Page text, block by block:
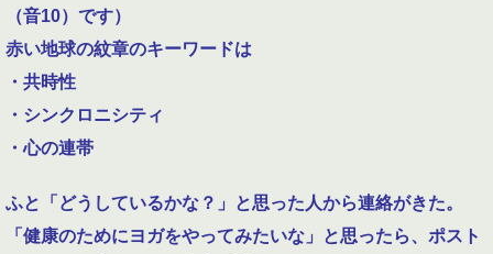
（音10）です）
赤い地球の紋章のキーワードは
・共時性
・シンクロニシティ
・心の連帯
ふと「どうしているかな？」と思った人から連絡がきた。
「健康のためにヨガをやってみたいな」と思ったら、ポスト